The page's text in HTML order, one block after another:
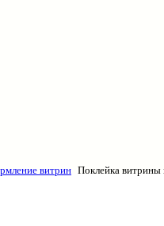
витрин Поклейка витрины